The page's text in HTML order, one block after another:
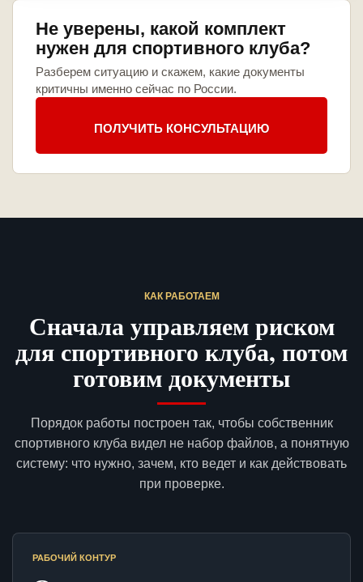
Не уверены, какой комплект
нужен для спортивного клуба?
Разберем ситуацию и скажем, какие документы
критичны именно сейчас по России.
ПОЛУЧИТЬ КОНСУЛЬТАЦИЮ
КАК РАБОТАЕМ
Сначала управляем риском
для спортивного клуба, потом
готовим документы
Порядок работы построен так, чтобы собственник
спортивного клуба видел не набор файлов, а понятную
систему: что нужно, зачем, кто ведет и как действовать
при проверке.
РАБОЧИЙ КОНТУР